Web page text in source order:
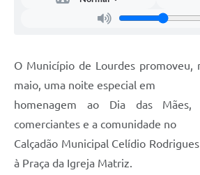
PPA
Nota Fiscal Eletrônica
O Município de Lourdes
maio, uma noite especial em
homenagem ao Dia das Mães,
comerciantes e a comunidade no
Calçadão Municipal Celídio
à Praça da Igreja Matriz.